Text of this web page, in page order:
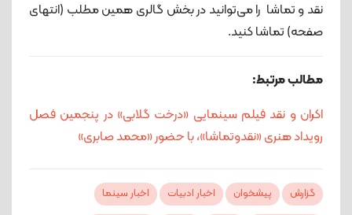
نقد و تماشا را می‌توانید در بخش گالری همین مطلب (انتهای
صفحه) تماشا کنید.
مطالب مرتبط:
اکران و نقد فیلم سینمایی «درخت گلابی» در پنجمین فصل
رویداد هنری «نقدوتماشا»، با حضور «محمد صابری»
گزارش پیشخوان اخبار ادبیات
اخبار سینما